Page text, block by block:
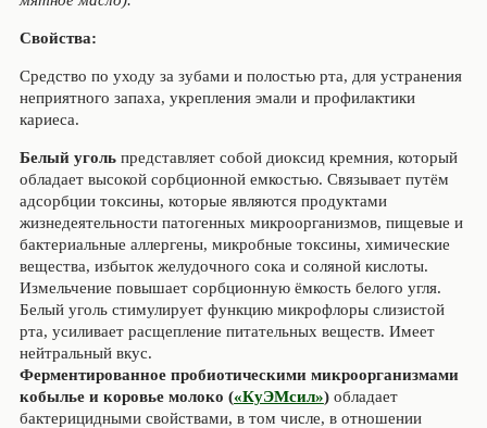
Свойства:
Средство по уходу за зубами и полостью рта, для устранения
неприятного запаха, укрепления эмали и профилактики
кариеса.
Белый угольпредставляет собой диоксид кремния, который
обладает высокой сорбционной емкостью. Связывает путём
адсорбции токсины, которые являются продуктами
жизнедеятельности патогенных микроорганизмов, пищевые и
бактериальные аллергены, микробные токсины, химические
вещества, избыток желудочного сока и соляной кислоты.
Измельчение повышает сорбционную ёмкость белого угля.
Белый уголь стимулирует функцию микрофлоры слизистой
рта, усиливает расщепление питательных веществ. Имеет
нейтральный вкус.
Ферментированное пробиотическими микроорганизмами
кобылье и коровье молоко («КуЭМсил»)обладает
бактерицидными свойствами, в том числе, в отношении